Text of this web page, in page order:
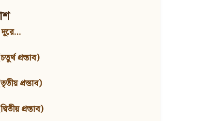
প্রস্তাব)
প্রস্তাব)
প্রস্তাব)